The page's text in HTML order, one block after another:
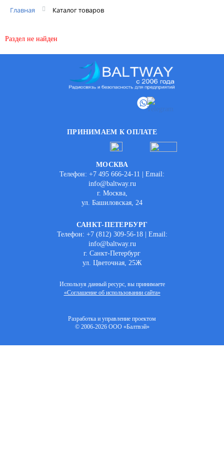
Главная Каталог товаров
Раздел не найден
ПРИНИМАЕМ К ОПЛАТЕ
МОСКВА
Телефон: +7 495 666-24-11 | Email:
info@baltway.ru
г. Москва,
ул. Башиловская, 24
САНКТ-ПЕТЕРБУРГ
Телефон: +7 (812) 309-56-18 | Email:
info@baltway.ru
г. Санкт-Петербург
ул. Цветочная, 25Ж
Разработка и управление проектом
© 2006-2026 ООО «Балтвэй»
Используя данный ресурс, вы принимаете
«Соглашение об использовании сайта»